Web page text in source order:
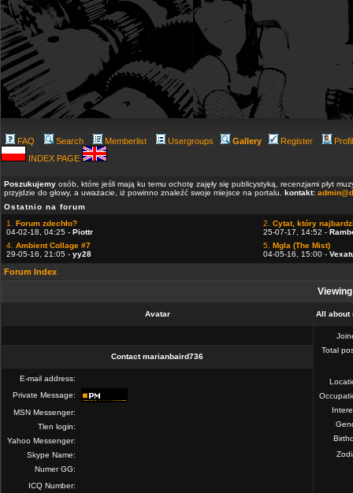
FAQ Search Memberlist Usergroups Gallery Register
INDEX PAGE
Poszukujemy osób, które jeśli mają ku temu ochotę zajęły się publicystyką, recenzjami płyt
przyjdzie do głowy, a uważacie, iż powinno znaleźć swoje miejsce na portalu. kontakt:
Ostatnio na forum
1. Forum zdechło?
04-02-18, 04:25 - Piottr
2. Cytat, który
25-07-17, 14:52 -
4. Ambient Collage #7
29-05-16, 21:05 - yy28
5. Mgla (The Mist)
04-05-16, 15:00 -
Forum Index
Avatar All about
Total
Contact marianbaird736
E-mail address:
Private Message:
MSN Messenger:
Tlen login:
Yahoo Messenger:
Skype Name:
Numer GG:
ICQ Number: